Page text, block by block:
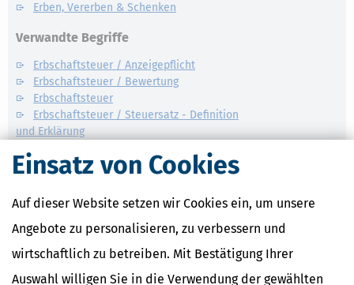
Einsatz von Cookies
Auf dieser Website setzen wir Cookies ein, um unsere
Angebote zu personalisieren, zu verbessern und
wirtschaftlich zu betreiben. Mit Bestätigung Ihrer
Auswahl willigen Sie in die Verwendung der gewählten
Erben, Vererben & Schenken
Verwandte Begriffe
Erbschaftsteuer / Anzeigepflicht
Erbschaftsteuer / Bewertung
Erbschaftsteuer
Erbschaftsteuer / Steuersatz - Definition
und Erklärung
Erbschaftsteuer / Betriebsvermögen -
Erbschaftsteuer / Freibetrag - Definition